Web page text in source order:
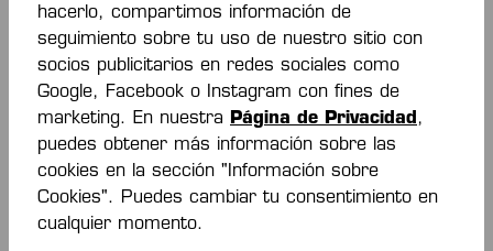
¡SIEMPRE
INFORMADO Y
AHORRANDO
DINERO!
Sea el primero en conocer los nuevos
productos y promociones. Además,
hacerlo, compartimos información de
seguimiento sobre tu uso de nuestro sitio con
socios publicitarios en redes sociales como
Google, Facebook o Instagram con fines de
marketing. En nuestra Página de Privacidad,
puedes obtener más información sobre las
cookies en la sección "Información sobre
Cookies". Puedes cambiar tu consentimiento en
cualquier momento.